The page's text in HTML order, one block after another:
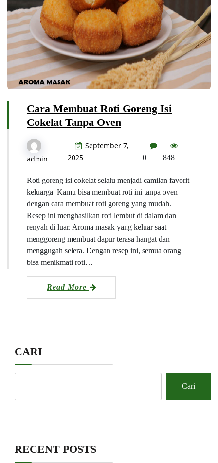
Cara Membuat Roti Goreng Isi
Cokelat Tanpa Oven
admin
September 7,
2025
0 848
Roti goreng isi cokelat selalu menjadi camilan favorit
keluarga. Kamu bisa membuat roti ini tanpa oven
dengan cara membuat roti goreng yang mudah.
Resep ini menghasilkan roti lembut di dalam dan
renyah di luar. Aroma masak yang keluar saat
menggoreng membuat dapur terasa hangat dan
menggugah selera. Dengan resep ini, semua orang
bisa menikmati roti…
Read More
CARI
Cari
RECENT POSTS